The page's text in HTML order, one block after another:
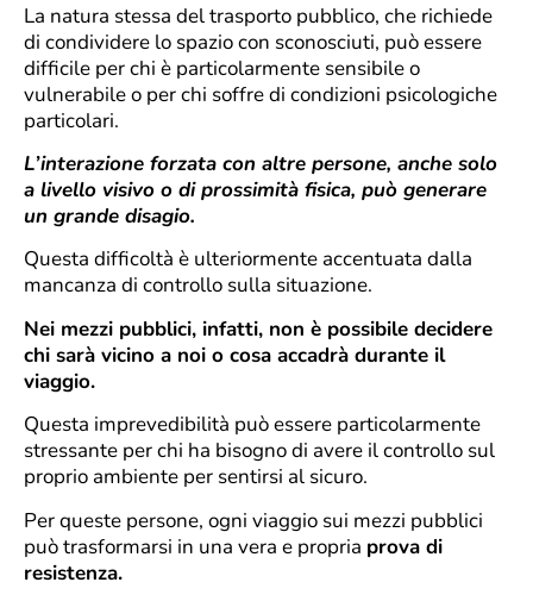
La natura stessa del trasporto pubblico, che richiede
di condividere lo spazio con sconosciuti, può essere
difficile per chi è particolarmente sensibile o
vulnerabile o per chi soffre di condizioni psicologiche
particolari.
L’interazione forzata con altre persone, anche solo
a livello visivo o di prossimità fisica, può generare
un grande disagio.
Questa difficoltà è ulteriormente accentuata dalla
mancanza di controllo sulla situazione.
Nei mezzi pubblici, infatti, non è possibile decidere
chi sarà vicino a noi o cosa accadrà durante il
viaggio.
Questa imprevedibilità può essere particolarmente
stressante per chi ha bisogno di avere il controllo sul
proprio ambiente per sentirsi al sicuro.
Per queste persone, ogni viaggio sui mezzi pubblici
può trasformarsi in una vera e propria prova di
resistenza.